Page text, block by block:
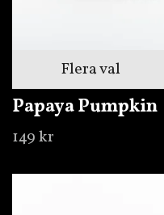
Flera val
Papaya Pumpkin
149 kr